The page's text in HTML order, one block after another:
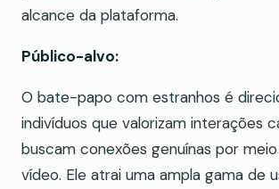
alcance da plataforma.
Público-alvo:
O bate-papo com estranhos é
indivíduos que valorizam interações
buscam conexões genuínas por
vídeo. Ele atrai uma ampla gama de